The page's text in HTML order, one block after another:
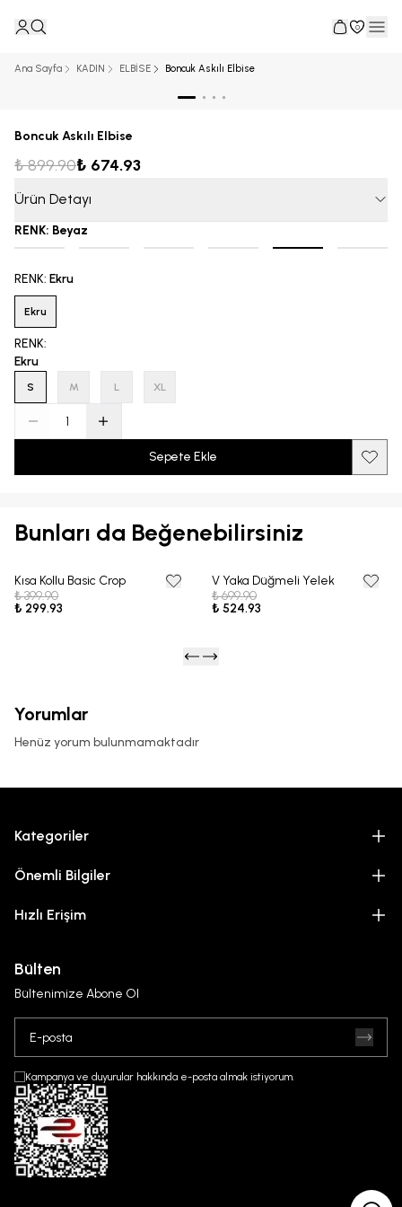
0
Ana Sayfa KADIN ELBİSE Boncuk Askılı Elbise
Boncuk Askılı Elbise
₺ 899.90₺ 674.93
Ürün Detayı
RENK: Beyaz
RENK: Ekru
Ekru
RENK:
Ekru
S M L XL
Sepete Ekle
Bunları da Beğenebilirsiniz
25% OFF
Kısa Kollu Basic Crop
₺ 399.90
₺ 299.93
25% OFF
V Yaka Düğmeli Yelek
₺ 699.90
₺ 524.93
Yorumlar
Henüz yorum bulunmamaktadır
Kategoriler
Önemli Bilgiler
Hızlı Erişim
Bülten
Bültenimize Abone Ol
Kampanya ve duyurular hakkında e-posta almak istiyorum.